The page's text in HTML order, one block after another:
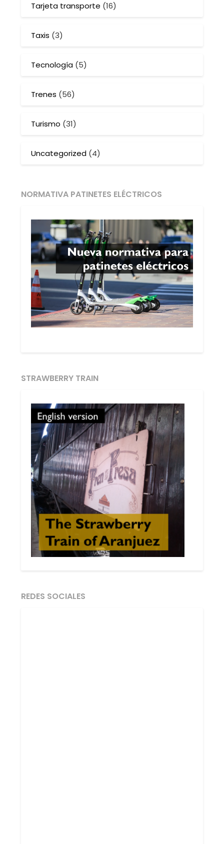
Tarjeta transporte (16)
Taxis (3)
Tecnología (5)
Trenes (56)
Turismo (31)
Uncategorized (4)
NORMATIVA PATINETES ELÉCTRICOS
STRAWBERRY TRAIN
REDES SOCIALES